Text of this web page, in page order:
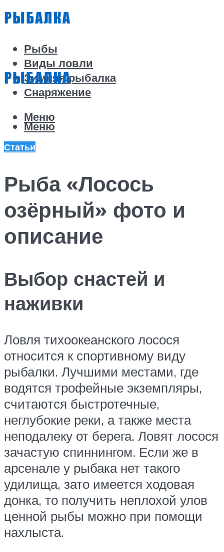
Рыбы
Виды ловли
Зимняя рыбалка
Снаряжение
Меню
Меню
Статьи
Рыба «Лосось
озёрный» фото и
описание
Выбор снастей и
наживки
Ловля тихоокеанского лосося
относится к спортивному виду
рыбалки. Лучшими местами, где
водятся трофейные экземпляры,
считаются быстротечные,
неглубокие реки, а также места
неподалеку от берега. Ловят лосося
зачастую спиннингом. Если же в
арсенале у рыбака нет такого
удилища, зато имеется ходовая
донка, то получить неплохой улов
ценной рыбы можно при помощи
нахлыста.